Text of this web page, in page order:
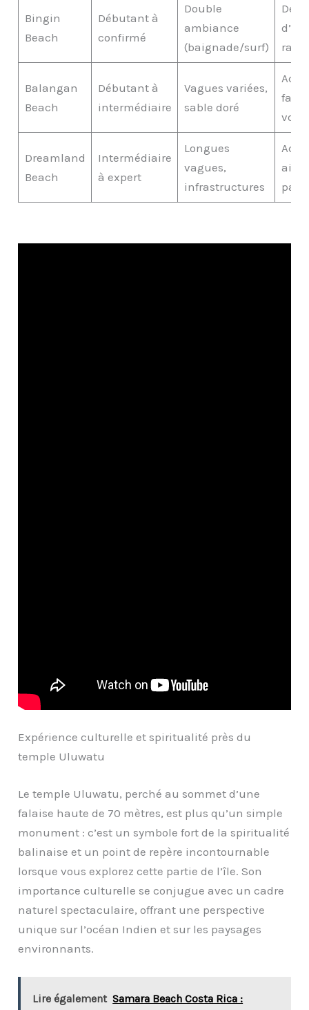
Bingin
Beach
Débutant à
confirmé
Double
ambiance
(baignade/surf)
raide
Balangan
Beach
Débutant à
intermédiaire
Vagues variées,
sable doré
Dreamland
Beach
Intermédiaire
à expert
Longues
vagues,
infrastructures
aisé,
Expérience culturelle et spiritualité près du
temple Uluwatu
Le temple Uluwatu, perché au sommet d’une
falaise haute de 70 mètres, est plus qu’un simple
monument : c’est un symbole fort de la spiritualité
balinaise et un point de repère incontournable
lorsque vous explorez cette partie de l’île. Son
importance culturelle se conjugue avec un cadre
naturel spectaculaire, offrant une perspective
unique sur l’océan Indien et sur les paysages
environnants.
Lire également Samara Beach Costa Rica :